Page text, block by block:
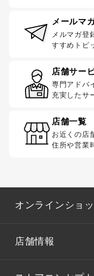
メールマ
メルマガ登
すすめトピ
店舗サー
専門アドバ
充実したサ
店舗一覧
お近くの店
住所や営業
オンラインショ
店舗情報